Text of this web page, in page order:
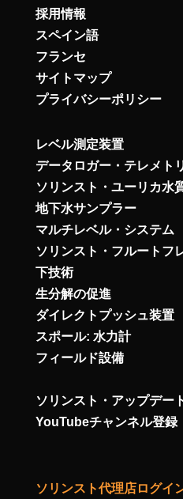
採用情報
スペイン語
フランセ
サイトマップ
プライバシーポリシー
レベル測定装置
データロガー・テレメト
ソリンスト・ユーリカ水
地下水サンプラー
マルチレベル・システム
ソリンスト・フルートフ
下技術
生分解の促進
ダイレクトプッシュ装置
スポール: 水力計
フィールド設備
ソリンスト・アップデー
YouTubeチャンネル登録
ソリンスト代理店ログイ